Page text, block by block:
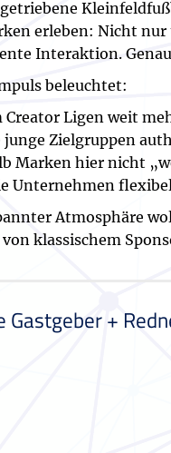
erleben: Nicht nur
Interaktion.
beleuchtet:
Creator Ligen weit
junge Zielgruppen
Marken hier nicht
Unternehmen
Atmosphäre
klassischem
Gastgeber +